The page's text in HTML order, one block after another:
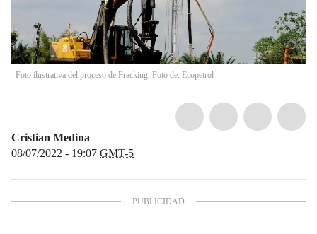
Foto ilustrativa del proceso de Fracking. Foto de: Ecopetrol
Cristian Medina
08/07/2022 - 19:07 GMT-5